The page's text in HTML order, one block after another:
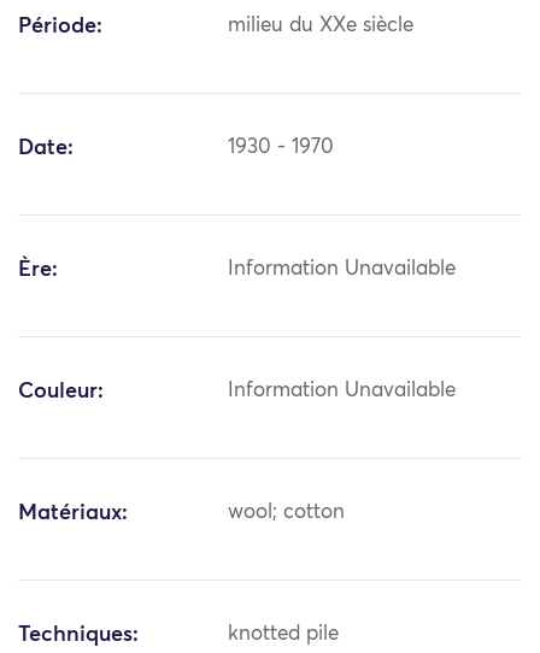
Période: milieu du XXe siècle
Date: 1930 - 1970
Ère: Information Unavailable
Couleur: Information Unavailable
Matériaux: wool; cotton
Techniques: knotted pile